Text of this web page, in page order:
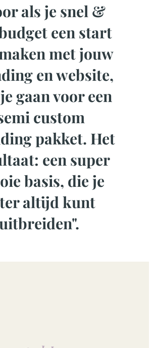
als je snel &
een start
met jouw
en website,
gaan voor een
custom
pakket. Het
een super
basis, die je
altijd kunt